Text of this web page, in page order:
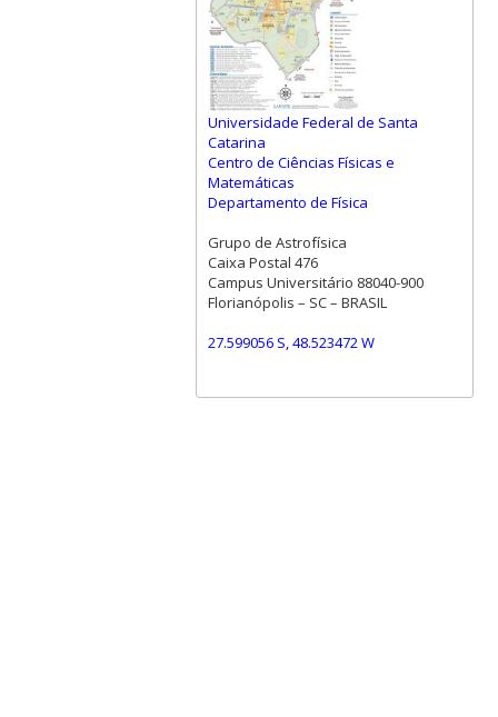
Universidade Federal de Santa
Catarina
Centro de Ciências Físicas e
Matemáticas
Departamento de Física
Grupo de Astrofísica
Caixa Postal 476
Campus Universitário 88040-900
Florianópolis – SC – BRASIL
27.599056 S, 48.523472 W